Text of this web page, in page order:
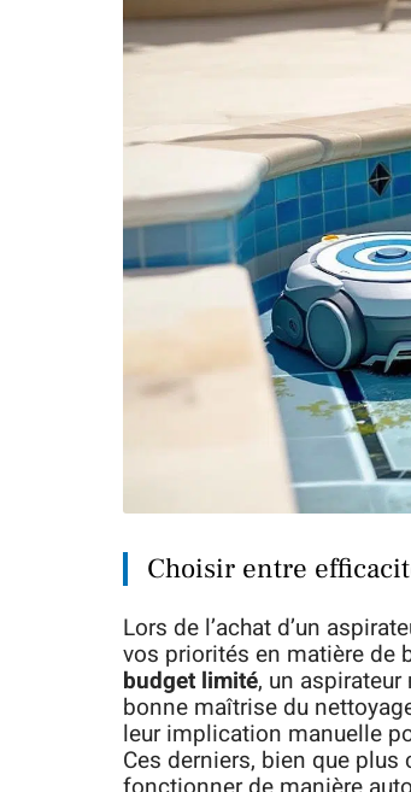
Choisir entre
Lors de l’achat d’un
vos priorités en matière de
budget limité, un
bonne maîtrise du
leur implication manuelle
Ces derniers, bien que